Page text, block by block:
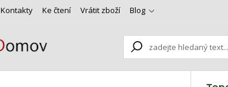
Kontakty Ke čtení Vrátit zboží Blog